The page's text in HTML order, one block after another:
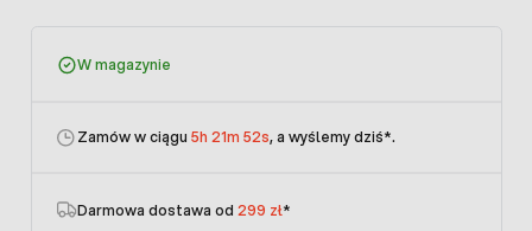
W magazynie
Zamów w ciągu 5h 21m 52s, a wyślemy dziś*.
Darmowa dostawa od 299 zł*